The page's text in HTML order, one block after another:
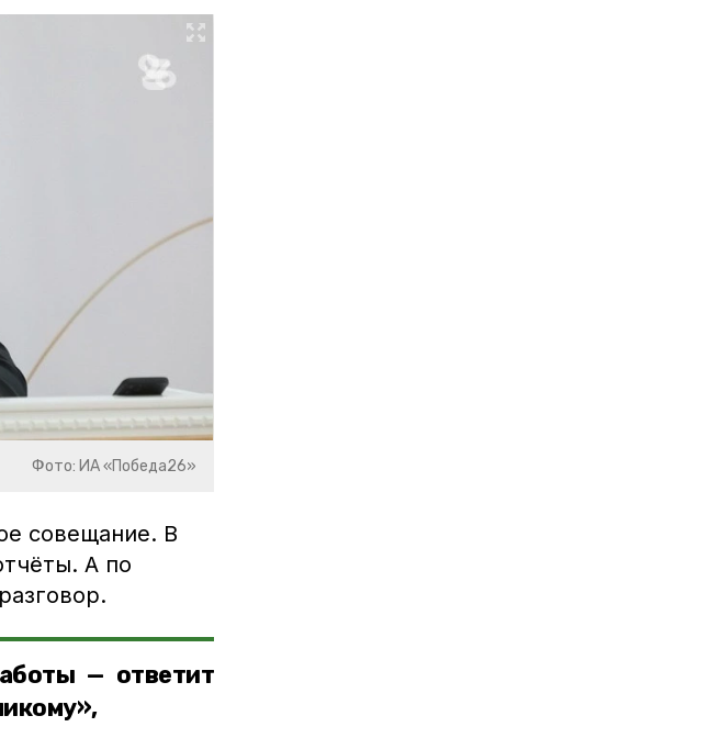
Фото: ИА «Победа26»
совещание. В
А по
— ответит